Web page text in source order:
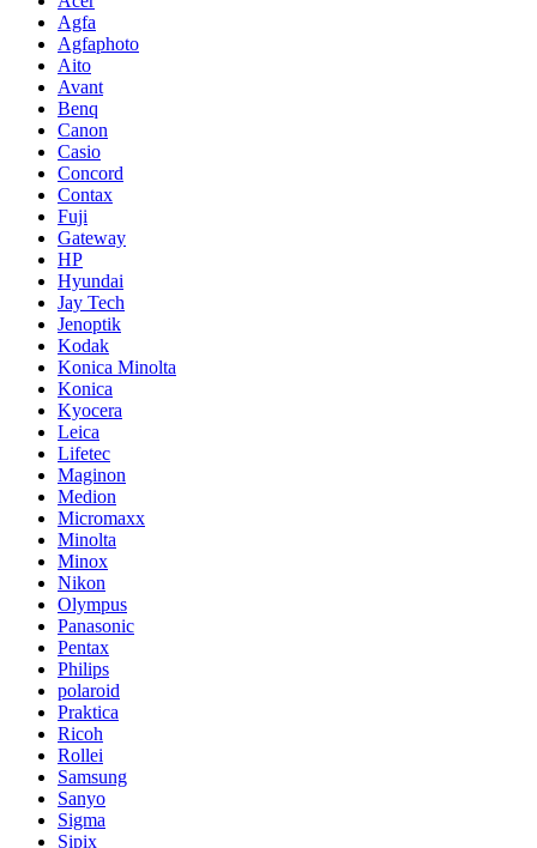
Agfa
Agfaphoto
Aito
Avant
Benq
Canon
Casio
Concord
Contax
Fuji
Gateway
HP
Hyundai
Jay Tech
Jenoptik
Kodak
Konica Minolta
Konica
Kyocera
Leica
Lifetec
Maginon
Medion
Micromaxx
Minolta
Minox
Nikon
Olympus
Panasonic
Pentax
Philips
polaroid
Praktica
Ricoh
Rollei
Samsung
Sanyo
Sigma
Sipix